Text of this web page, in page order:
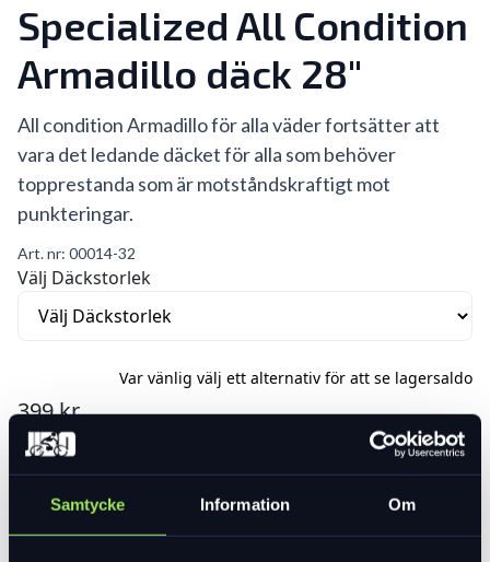
Samtycke Information Om
Specialized All Condition
Armadillo däck 28"
All condition Armadillo för alla väder fortsätter att
vara det ledande däcket för alla som behöver
topprestanda som är motståndskraftigt mot
punkteringar.
Art. nr: 00014-32
Välj Däckstorlek
Var vänlig välj ett alternativ för att se lagersaldo
399 kr